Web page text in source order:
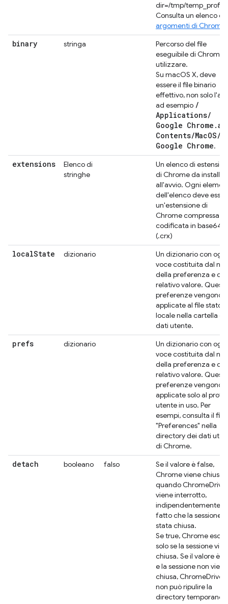
dir=/tmp/
Consulta un elenco di
argomenti di Chrome
binary stringa
Percorso del file
eseguibile di Chrome
utilizzare.
Su macOS X, deve
essere il file binario
effettivo, non solo
ad esempio /
Applications/
Google Chrome .
Contents/MacOS/
Google Chrome.
extensions
Elenco di
stringhe
Un elenco di
di Chrome da
all'avvio. Ogni
dell'elenco deve
un'estensione di
Chrome compressa
codificata in base64
(.crx)
localState dizionario
Un dizionario con ogni
voce costituita dal
della preferenza e dal
relativo valore. Queste
preferenze vengono
applicate al file stato
locale nella cartella
dati utente.
prefs dizionario
Un dizionario con ogni
voce costituita dal
della preferenza e dal
relativo valore. Queste
preferenze vengono
applicate solo al
utente in uso. Per
esempi, consulta il file
"Preferences" nella
directory dei dati
di Chrome.
detach booleano falso
Se il valore è false,
Chrome viene chiuso
quando ChromeDriver
viene interrotto,
indipendentemente
fatto che la sessione
stata chiusa.
Se true, Chrome esce
solo se la sessione
chiusa. Se il valore è
e la sessione non viene
chiusa, ChromeDriver
non può ripulire la
directory temporanea